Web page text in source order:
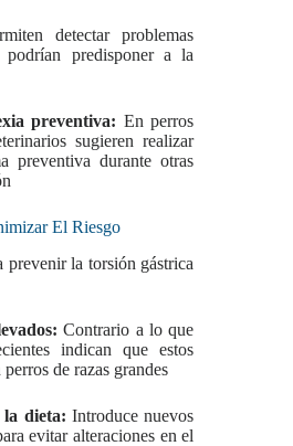
detectar problemas
podrían predisponer a la
preventiva: En perros
sugieren realizar
preventiva durante otras
El Riesgo
prevenir la torsión gástrica
Contrario a lo que
indican que estos
de razas grandes
la dieta: Introduce nuevos
evitar alteraciones en el